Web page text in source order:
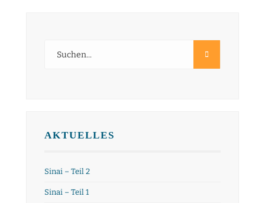
AKTUELLES
Sinai – Teil 2
Sinai – Teil 1